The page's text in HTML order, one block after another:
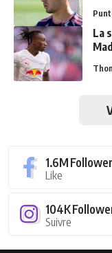
La
1.6M
Like
104K
Suivre